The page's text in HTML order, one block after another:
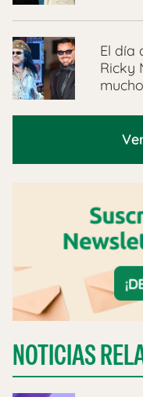
El día
Ricky
NOTICIAS